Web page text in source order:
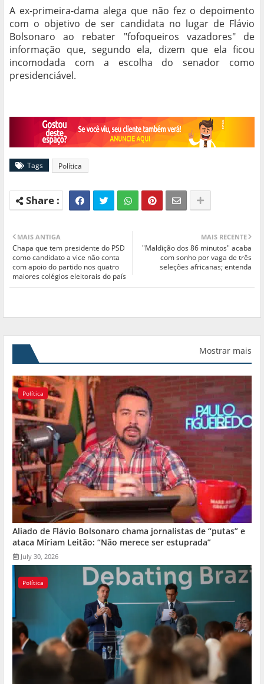
A ex-primeira-dama alega que não fez o depoimento
com o objetivo de ser candidata no lugar de Flávio
Bolsonaro ao rebater "fofoqueiros vazadores" de
informação que, segundo ela, dizem que ela ficou
incomodada com a escolha do senador como
presidenciável.
Tags Política
MAIS RECENTE
"Maldição dos 86 minutos" acaba
com sonho por vaga de três
seleções africanas; entenda
MAIS ANTIGA
Chapa que tem presidente do PSD
como candidato a vice não conta
com apoio do partido nos quatro
maiores colégios eleitorais do país
Mostrar mais
Política
Aliado de Flávio Bolsonaro chama jornalistas de “putas” e
ataca Míriam Leitão: “Não merece ser estuprada”
July 30, 2026
Política